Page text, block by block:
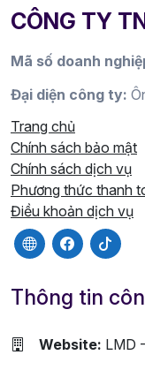
CÔNG TY
Mã số doanh
Đại diện công ty:
Trang chủ
Chính sách bảo mật
Chính sách dịch vụ
Phương thức thanh
Điều khoản dịch vụ
Thông tin
Website: LMD